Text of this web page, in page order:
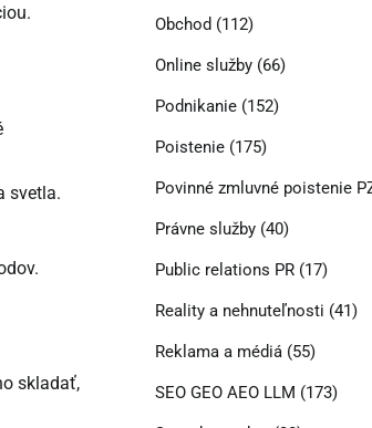
svetla.
skladať,
Obchod (112)
Online služby(66)
Podnikanie(152)
Poistenie(175)
Povinné zmluvné poistenie
Právne služby(40)
Public relations PR(17)
Reality a nehnuteľnosti (41)
Reklama a médiá(55)
SEO GEO AEO LLM (173)